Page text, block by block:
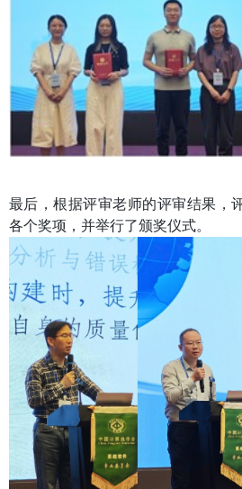
最后，根据评审老师的评审结果，
各个奖项，并举行了颁奖仪式。